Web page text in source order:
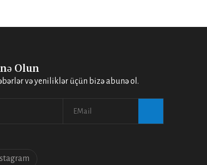
Olun
və yeniliklər üçün bizə abunə ol.